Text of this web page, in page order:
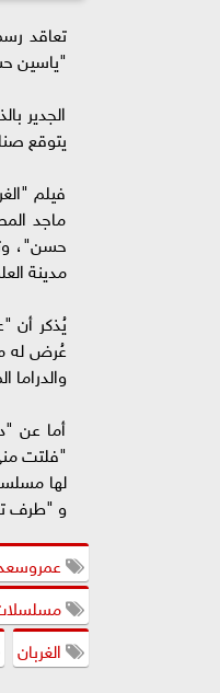
تعاقد
"ياسين
الجدير
يتوقع
فيلم
ماجد
مدينة
يُذكر أن
أما عن
"فلتت
و "طرف
الغربان